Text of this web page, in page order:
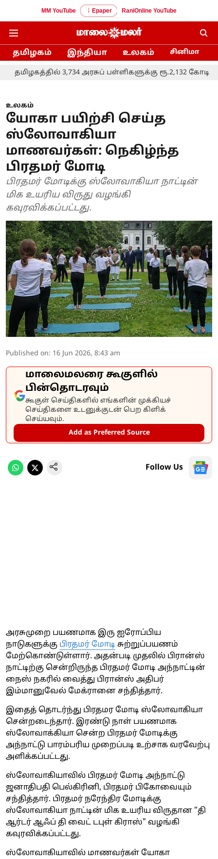
MM YouTube Epaper RaniOnline YouTube
தமிழகம் இந்தியா உலகம் சினிமா
3,734 அரசுப் பள்ளிகளுக்கு ரூ.2,132 கோடி நிதி
உலகம்
யோகா பயிற்சி செய்த
ஸ்லோவாகியா
மாணவர்கள்: நெகிழ்ந்த
பிரதமர் மோடி
பிரதமர் மோடிக்கு ஸ்லோவாகியா நாட்டின்
மிக உயரிய விருது வழங்கி
கவுரவிக்கப்பட்டது.
Published on: 16 Jun 2026, 8:43 am
மாலைமலரை கூகுளில்
பின்தொடரவும்
கூகுள் செய்திகளில் எங்களின் முக்கியச்
செய்திகளை உடனுக்குடன் பெற கிளிக்
செய்யவும்.
Add as Preferred Source
Follow Us
அரசுமுறை பயணமாக இரு ஐரோப்பிய
நாடுகளுக்கு பிரதமர் மோடி சுற்றுப்பயணம்
மேற்கொண்டுள்ளார். அதன்படி முதலில் பிரான்ஸ்
நாட்டிற்கு சென்றிருந்த பிரதமர் மோடி அந்நாட்டின்
நைஸ் நகரில் வைத்து பிரான்ஸ் அதிபர்
இம்மானுவேல் மேக்ரானை சந்தித்தார்.
இதைத் தொடர்ந்து பிரதமர மோடி ஸ்லோவாகியா
சென்றடைந்தார். இரண்டு நாள் பயணமாக
ஸ்லோவாக்கியா சென்ற பிரதமர் மோடிக்கு
அந்நாட்டு பாரம்பரிய முறைப்படி உற்சாக வரவேற்பு
அளிக்கப்பட்டது.
ஸ்லோவாகியாவில் பிரதமர் மோடி அந்நாட்டு
ஜனாதிபதி பெல்கிரினி, பிரதமர் பிகோவையும்
சந்தித்தார். பிரதமர் நரேந்திர மோடிக்கு
ஸ்லோவாகியா நாட்டின் மிக உயரிய விருதான “தி
ஆர்டர் ஆஃப் தி வைட் டபுள் கிராஸ்" வழங்கி
கவுரவிக்கப்பட்டது.
ஸ்லோவாகியாவில் மாணவர்கள் யோகா